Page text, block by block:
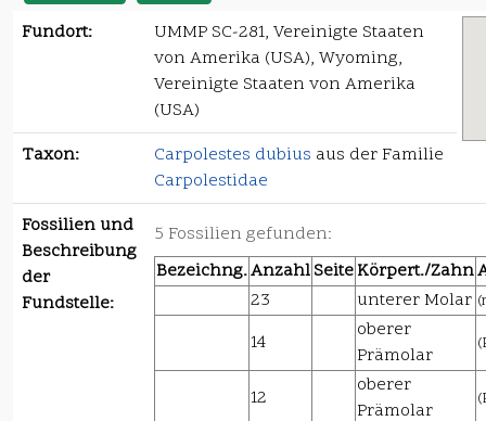
Fundort:
UMMP SC-281, Vereinigte Staaten
von Amerika (USA), Wyoming,
Vereinigte Staaten von Amerika
(USA)
Taxon:
Carpolestes dubius aus der Familie
Carpolestidae
Fossilien und
Beschreibung
der
Fundstelle:
5 Fossilien gefunden:
Bezeichng.AnzahlSeiteKörpert./Zahn
23
unterer Molar
14
oberer
Prämolar
12
oberer
Prämolar